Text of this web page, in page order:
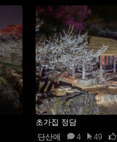
초가집 정담
단산애
4 49